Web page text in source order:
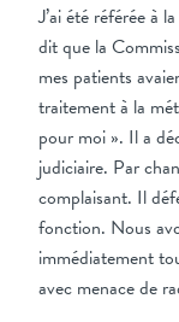
J’ai été référée à
dit que la
mes patients
traitement à la
pour moi ». Il a
judiciaire. Par
complaisant. Il
fonction. Nous
immédiatement
avec menace de